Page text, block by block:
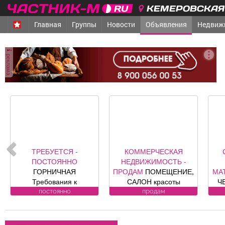
КЕМЕРОВСКАЯ
Главная Группы Новости Объявления
реклама
КОММЕРЧЕСКАЯ
НЕДВИЖИМОСТЬ -
ПРОДАМПОМЕЩЕНИЕ,
САЛОН красоты
«Оазис», площадь 88, 8
Юдина, 1, хороший
ремонт, полностью с
продам
СТРОИТЕЛЬНЫЕ,
ОТДЕЛОЧНЫЕ
МАТЕРИАЛЫ - ПРОДАМ
ЧЕРНОЗЕМ, щебень,
песок, уголь, торф,
другие под заказ,
продам